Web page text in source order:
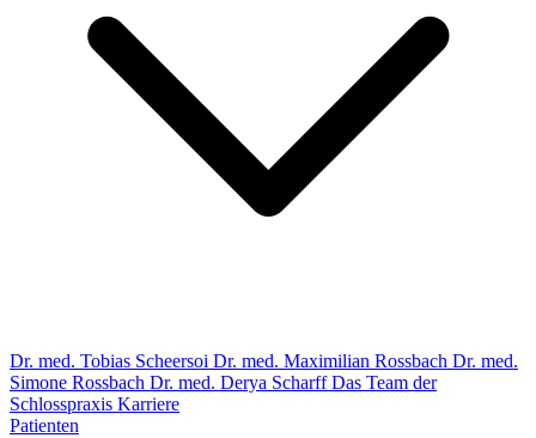
Dr. med. Tobias Scheersoi Dr. med. Maximilian Rossbach Dr. med.
Simone Rossbach Dr. med. Derya ScharffDas Team der
Schlosspraxis Karriere
Patienten